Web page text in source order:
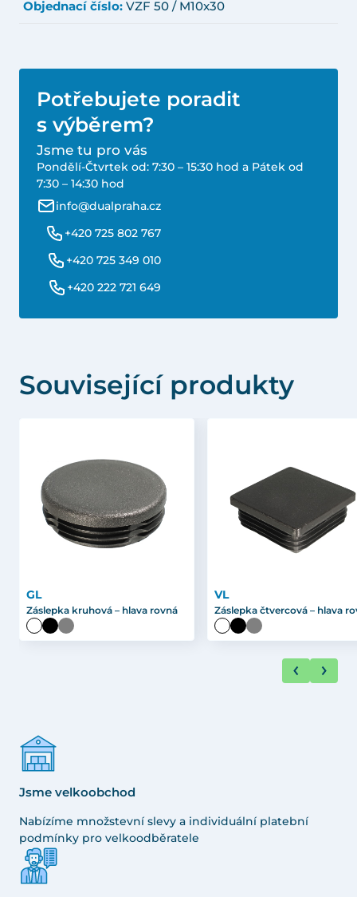
Objednací číslo: VZF 50 / M10x30
Potřebujete poradit
s výběrem?
Jsme tu pro vás
Pondělí-Čtvrtek od: 7:30 – 15:30 hod a Pátek od
7:30 – 14:30 hod
info@dualpraha.cz
+420 725 802 767
+420 725 349 010
+420 222 721 649
Související produkty
GL
Záslepka kruhová – hlava rovná
VL
Záslepka čtvercová – hlava
Jsme velkoobchod
Nabízíme množstevní slevy a individuální platební
podmínky pro velkoodběratele